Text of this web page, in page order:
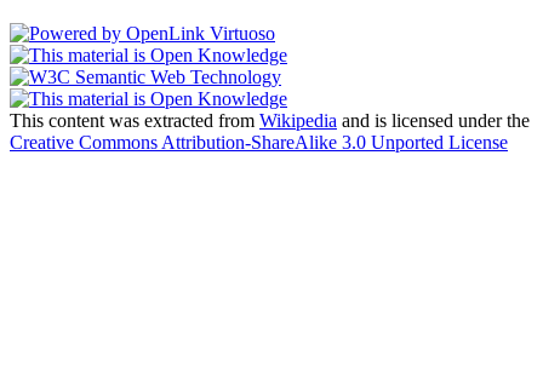
This content was extracted from Wikipedia and is licensed under the
Creative Commons Attribution-ShareAlike 3.0 Unported License